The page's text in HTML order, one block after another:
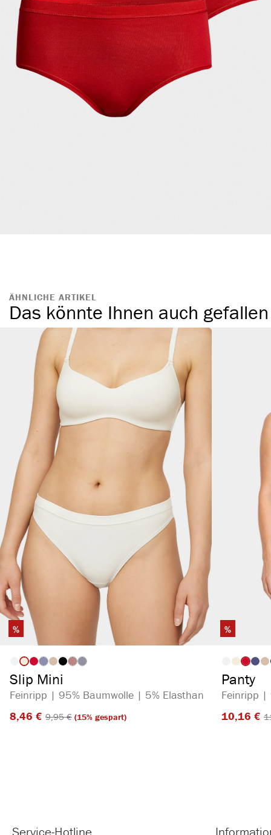
ÄHNLICHE ARTIKEL
Das könnte Ihnen auch gefallen
%
Artikelfarbeauswählen
(Diese Option ist zurzeit nicht verfügbar.)
(Diese Option ist zurzeit nicht verfügbar.)
(Diese Option ist zurzeit nicht verfügbar.)
Slip Mini
Feinripp | 95% Baumwolle | 5% Elasthan
8,46 €​ 9,95 €​ (15% gespart)
%
Panty
Feinripp |
10,16 €​